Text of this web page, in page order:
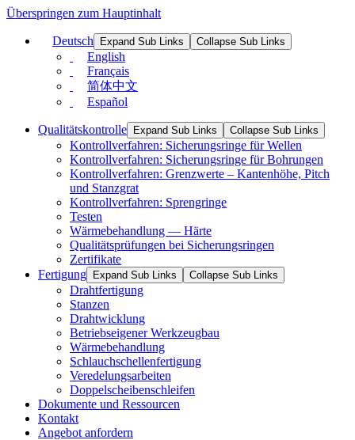
Überspringen zum Hauptinhalt
Deutsch Expand Sub Links Collapse Sub Links
English
Français
简体中文
Español
Qualitätskontrolle Expand Sub Links Collapse Sub Links
Kontrollverfahren: Sicherungsringe für Wellen
Kontrollverfahren: Sicherungsringe für Bohrungen
Kontrollverfahren: Grenzwerte – Kantenhöhe, Pitch
und Stanzgrat
Kontrollverfahren: Sprengringe
Testen
Wärmebehandlung — Härte
Qualitätsprüfungen bei Sicherungsringen
Zertifikate
Fertigung
Expand Sub Links Collapse Sub Links
Drahtfertigung
Stanzen
Drahtwicklung
Betriebseigener Werkzeugbau
Wärmebehandlung
Schlauchschellenfertigung
Veredelungsarbeiten
Doppelscheibenschleifen
Dokumente und Ressourcen
Kontakt
Angebot anfordern